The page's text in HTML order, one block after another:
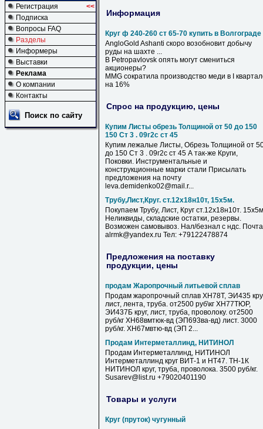
Регистрация
<<
Подписка
Вопросы FAQ
Разделы
Информеры
Выставки
Реклама
О компании
Контакты
Поиск по сайту
Информация
Круг ф 240-260 ст 65-70 купить в Волгограде
AngloGold Ashanti скоро возобновит добычу
руды на шахте ...
В Petropavlovsk опять могут смениться
акционеры?
MMG сократила производство меди в I
на 16%
Спрос на продукцию, цены
Купим Листы обрезь Толщиной от 50 до 150
150 Ст 3 . 09г2с ст 45
Купим лежалые Листы, Обрезь Толщиной от
до 150 Ст 3 . 09г2с ст 45 А так-же Круги,
Поковки. Инструментальные и
конструкционные марки стали Присылать
предложения на почту
leva.demidenko02@mail.r...
Трубу,Лист,Круг. ст.12х18н10т, 15х5м.
Покупаем Трубу, Лист, Круг ст.12х18н10т.
Неликвиды, складские остатки, резервы.
Возможен самовывоз. Нал/безнал с ндс.
alrmk@yandex.ru Тел: +79122478874
Предложения на поставку
продукции, цены
продам Жаропрочный литьевой сплав
Продам жаропрочный сплав ХН78Т, ЭИ435
лист, лента, труба. от2500 руб\кг ХН77ТЮР,
ЭИ437Б круг, лист, труба, проволоку. от2500
руб/кг ХН68вмтюк-вд (ЭП693ва-вд) лист. 3000
руб/кг. ХН67мвтю-вд (ЭП 2...
Продам Интерметаллинд, НИТИНОЛ
Продам Интерметаллинд, НИТИНОЛ
Интерметаллинд круг ВИТ-1 и НТ47. ТН-1К
НИТИНОЛ круг, труба, проволока. 3500 руб/кг.
Susarev@list.ru +79020401190
Товары и услуги
Круг (пруток) чугунный